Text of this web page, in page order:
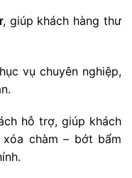
, giúp khách hàng thư
vụ chuyên nghiệp,
hỗ trợ, giúp khách
chàm – bớt bẩm